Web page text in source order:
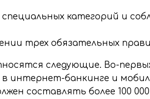
категорий и
трех обязательных
следующие. Во-
интернет-банкинге и
составлять более 100